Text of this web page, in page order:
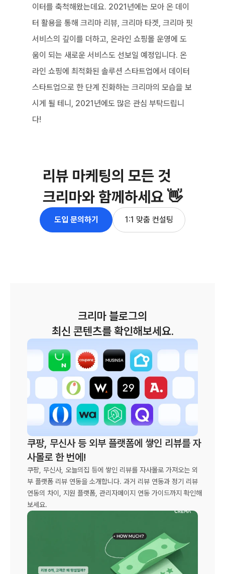
크리마 블로그의
최신 콘텐츠를 확인해보세요.
쿠팡, 무신사 등 외부 플랫폼에 쌓인 리뷰를 자
사몰로 한 번에!
쿠팡, 무신사, 오늘의집 등에 쌓인 리뷰를 자사몰로 가져오는 외
부 플랫폼 리뷰 연동을 소개합니다. 과거 리뷰 연동과 정기 리뷰
연동의 차이, 지원 플랫폼, 관리자페이지 연동 가이드까지 확인해
보세요.
이터를 축척해왔는데요. 2021년에는 모아 온 데이
터 활용을 통해 크리마 리뷰, 크리마 타겟, 크리마 핏
서비스의 깊이를 더하고, 온라인 쇼핑몰 운영에 도
움이 되는 새로운 서비스도 선보일 예정입니다. 온
라인 쇼핑에 최적화된 솔루션 스타트업에서 데이터
스타트업으로 한 단계 진화하는 크리마의 모습을 보
시게 될 테니, 2021년에도 많은 관심 부탁드립니
다!
리뷰 마케팅의 모든 것
크리마와 함께하세요 👋
도입 문의하기 1:1 맞춤 컨설팅